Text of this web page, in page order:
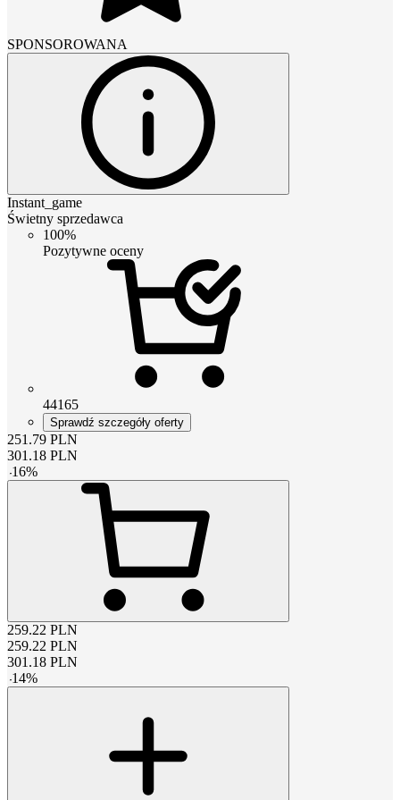
SPONSOROWANA
Instant_game
Świetny sprzedawca
100%
Pozytywne oceny
44165
Sprawdź szczegóły oferty
251.79 PLN
301.18 PLN
-16%
259.22 PLN
259.22 PLN
301.18 PLN
-14%